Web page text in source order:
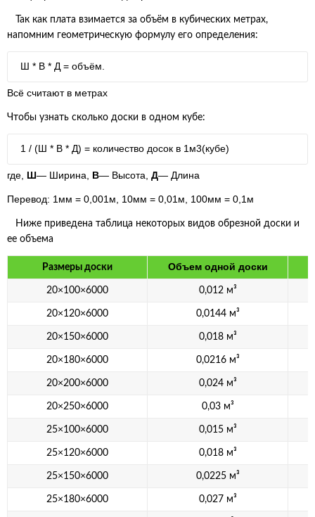
Так как плата взимается за объём в кубических метрах,
напомним геометрическую формулу его определения:
Ш * В * Д = объём.
Всё считают в метрах
Чтобы узнать сколько доски в одном кубе:
1 / (Ш * В * Д) = количество досок в 1м3(кубе)
где, Ш— Ширина, В— Высота, Д— Длина
Перевод: 1мм = 0,001м, 10мм = 0,01м, 100мм = 0,1м
Ниже приведена таблица некоторых видов обрезной доски и
ее объема
Размеры доски Объем одной доски
20×100×6000 0,012 м³
20×120×6000 0,0144 м³
20×150×6000 0,018 м³
20×180×6000 0,0216 м³
20×200×6000 0,024 м³
20×250×6000 0,03 м³
25×100×6000 0,015 м³
25×120×6000 0,018 м³
25×150×6000 0,0225 м³
25×180×6000 0,027 м³